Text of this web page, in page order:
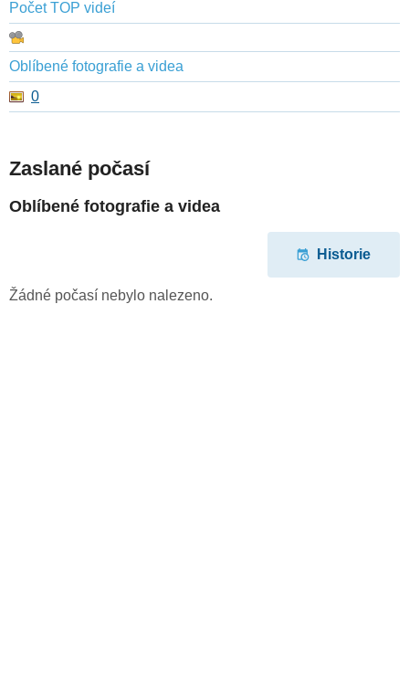
Počet TOP videí
Oblíbené fotografie a videa
0
Zaslané počasí
Oblíbené fotografie a videa
Historie
Žádné počasí nebylo nalezeno.